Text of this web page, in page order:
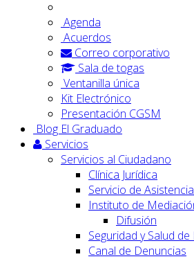
Agenda
Acuerdos
Correo corporativo
Sala de togas
Ventanilla única
Kit Electrónico
Presentación CGSM
Blog El Graduado
Servicios
Servicios al Ciudadano
Clínica Jurídica
Servicio de
Instituto de
Difusión
Seguridad y Salud
Canal de Denuncias